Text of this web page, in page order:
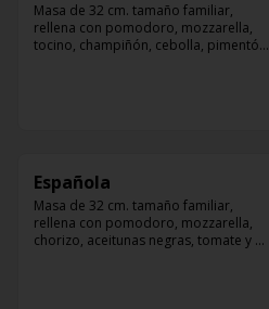
Masa de 32 cm. tamaño familiar,
rellena con pomodoro, mozzarella,
tocino, champiñón, cebolla, pimentón,
Española
Masa de 32 cm. tamaño familiar,
rellena con pomodoro, mozzarella,
chorizo, aceitunas negras, tomate y